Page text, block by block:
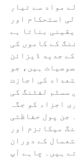
مواد سے تیار
استحکام اور
بناتا ہے
کے کاموں کی
جدید ڈیزائن
ہیں، جو
کی اجازت
سسٹم لفٹنگ کی
اجزاء کو جگہ
جن پول حفاظتی
میکانزم اور
کے دوران
ہیں۔ چاہے آپ